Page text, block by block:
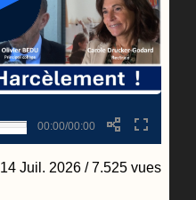
00:00/00:00
14 Juil. 2026/ 7.525 vues